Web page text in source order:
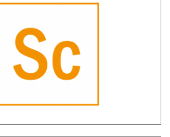
Cliente – Centralizzazione
delle informazioni